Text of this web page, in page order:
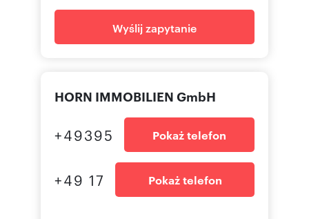
Wyślij zapytanie
HORN IMMOBILIEN GmbH
+49395 Pokaż telefon
+49 17 Pokaż telefon